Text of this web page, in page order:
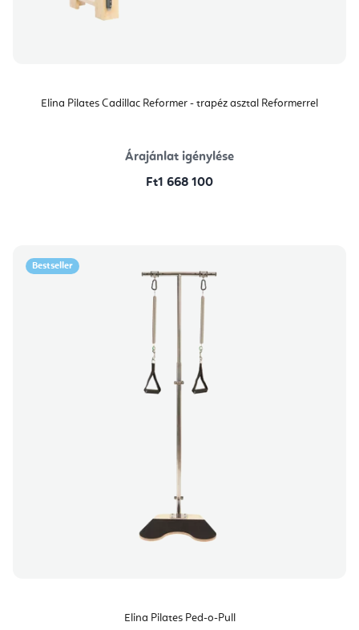
Elina Pilates Cadillac Reformer - trapéz asztal Reformerrel
Árajánlat igénylése
Ft1 668 100
Bestseller
Elina Pilates Ped-o-Pull